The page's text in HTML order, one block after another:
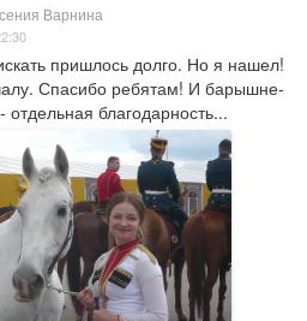
Варнина
пришлось долго. Но я нашел!
Спасибо ребятам! И барышне-
отдельная благодарность...